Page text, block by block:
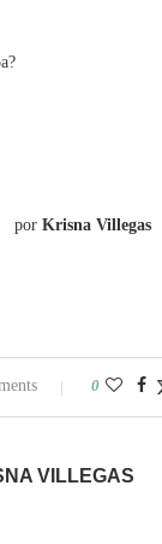
por Krisna Villegas
0
VILLEGAS